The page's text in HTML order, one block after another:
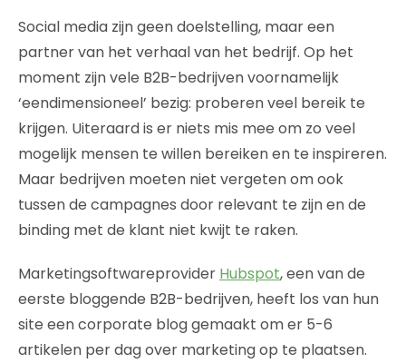
Social media zijn geen doelstelling, maar een
partner van het verhaal van het bedrijf. Op het
moment zijn vele B2B-bedrijven voornamelijk
‘eendimensioneel’ bezig: proberen veel bereik te
krijgen. Uiteraard is er niets mis mee om zo veel
mogelijk mensen te willen bereiken en te inspireren.
Maar bedrijven moeten niet vergeten om ook
tussen de campagnes door relevant te zijn en de
binding met de klant niet kwijt te raken.
Marketingsoftwareprovider Hubspot, een van de
eerste bloggende B2B-bedrijven, heeft los van hun
site een corporate blog gemaakt om er 5-6
artikelen per dag over marketing op te plaatsen.